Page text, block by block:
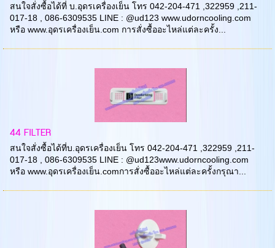
สนใจสั่งซื้อได้ที่ บ.อุดรเครื่องเย็น โทร 042-204-471 ,322959 ,211-
017-18 , 086-6309535 LINE : @ud123 www.udorncooling.com
หรือ www.อุดรเครื่องเย็น.com การสั่งซื้ออะไหล่แต่ละครั้ง...
44 FILTER
สนใจสั่งซื้อได้ที่บ.อุดรเครื่องเย็น โทร 042-204-471 ,322959 ,211-
017-18 , 086-6309535 LINE : @ud123www.udorncooling.com
หรือ www.อุดรเครื่องเย็น.comการสั่งซื้ออะไหล่แต่ละครั้งกรุณา...